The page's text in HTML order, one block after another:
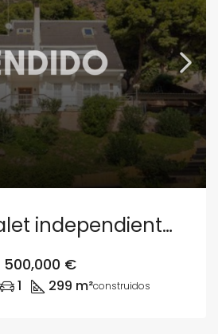
Casa / Chalet independiente en venta en El Picayo, Sagunt
500,000 €
1 299 m²construidos